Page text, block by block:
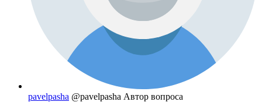
pavelpasha @pavelpasha Автор вопроса